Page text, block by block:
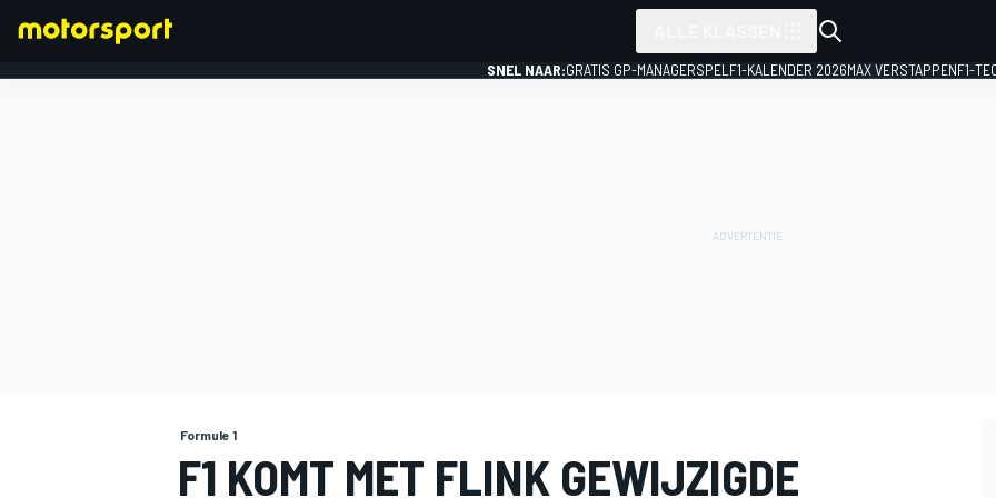
SNEL NAAR:GRATIS GP-MANAGERSPEL F1-KALENDER 2026MAX VERSTAPPENF1-
Formule 1
F1 KOMT MET FLINK GEWIJZIGDE